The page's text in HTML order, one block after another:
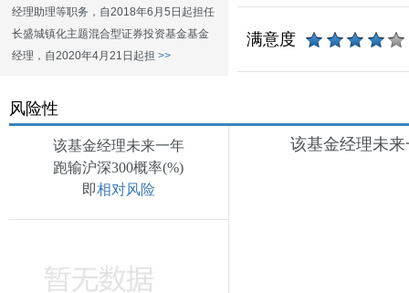
经理助理等职务，自2018年6月5日起担任
长盛城镇化主题混合型证券投资基金基金
经理，自2020年4月21日起担 >>
满意度
风险性
该基金经理未来一年
跑输沪深300概率(%)
即相对风险
该基金经理未